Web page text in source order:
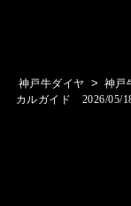
神戸牛ダイヤ > 神戸
カルガイド 2026/05/